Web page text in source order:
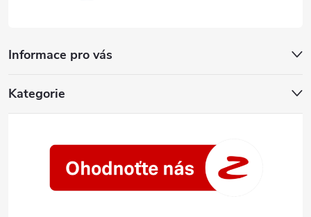
Informace pro vás
Kategorie